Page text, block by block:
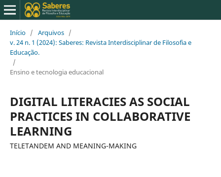
Início / Arquivos /
v. 24 n. 1 (2024): Saberes: Revista Interdisciplinar de Filosofia e
Educação.
/
Ensino e tecnologia educacional
DIGITAL LITERACIES AS SOCIAL
PRACTICES IN COLLABORATIVE
LEARNING
TELETANDEM AND MEANING-MAKING